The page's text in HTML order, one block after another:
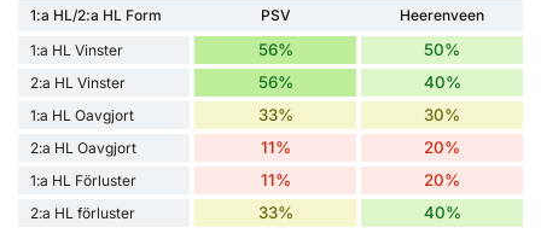
1:a HL/2:a HL Form PSV
Heerenveen
1:a HL Vinster
56% 50%
2:a HL Vinster 56% 40%
1:a HL Oavgjort 33% 30%
2:a HL Oavgjort 11% 20%
1:a HL Förluster 11% 20%
2:a HL förluster 33% 40%